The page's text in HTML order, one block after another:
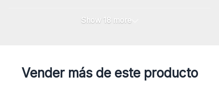
Show 18 more
Vender más de este producto